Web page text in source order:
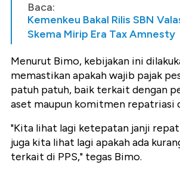
Baca:
Kemenkeu Bakal Rilis SBN
Skema Mirip Era Tax Amnesty
Menurut Bimo, kebijakan ini
memastikan apakah wajib pajak
patuh patuh, baik terkait dengan
aset maupun komitmen repatriasi
"Kita lihat lagi ketepatan janji
juga kita lihat lagi apakah ada
terkait di PPS," tegas Bimo.